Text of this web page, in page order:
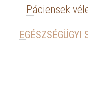
Páciensek
EGÉSZSÉGÜGYI